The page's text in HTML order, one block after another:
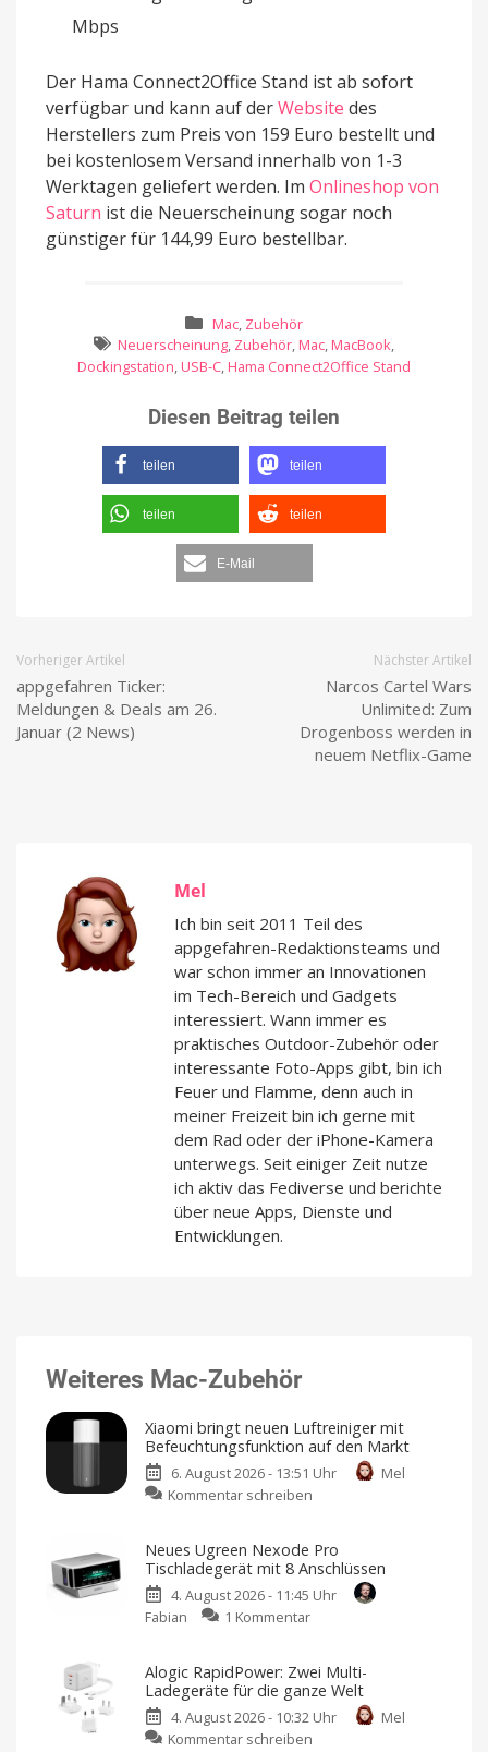
Mbps
Der Hama Connect2Office Stand ist ab sofort
verfügbar und kann auf derWebsite des
Herstellers zum Preis von 159 Euro bestellt und
bei kostenlosem Versand innerhalb von 1-3
Werktagen geliefert werden. Im Onlineshop von
Saturn ist die Neuerscheinung sogar noch
günstiger für 144,99 Euro bestellbar.
Mac, Zubehör
Neuerscheinung, Zubehör, Mac, MacBook,
Dockingstation, USB-C, Hama Connect2Office Stand
Diesen Beitrag teilen
teilen teilen
teilen teilen
E-Mail
Vorheriger Artikel
appgefahren Ticker:
Meldungen & Deals am 26.
Januar (2 News)
Nächster Artikel
Narcos Cartel Wars
Unlimited: Zum
Drogenboss werden in
neuem Netflix-Game
Mel
Ich bin seit 2011 Teil des
appgefahren-Redaktionsteams und
war schon immer an Innovationen
im Tech-Bereich und Gadgets
interessiert. Wann immer es
praktisches Outdoor-Zubehör oder
interessante Foto-Apps gibt, bin ich
Feuer und Flamme, denn auch in
meiner Freizeit bin ich gerne mit
dem Rad oder der iPhone-Kamera
unterwegs. Seit einiger Zeit nutze
ich aktiv das Fediverse und berichte
über neue Apps, Dienste und
Entwicklungen.
Weiteres Mac-Zubehör
Xiaomi bringt neuen Luftreiniger mit
Befeuchtungsfunktion auf den Markt
6. August 2026 - 13:51 Uhr
Mel
Kommentar schreiben
neuen
Luftreiniger
mit
Markt
Preis
Verfügbarkeit
Neues Ugreen Nexode Pro
Tischladegerät mit 8 Anschlüssen
4. August 2026 - 11:45 Uhr
Fabian
1 Kommentarzu
Nexode
Pro
Tischladegerät
mit
Alogic RapidPower: Zwei Multi-
Ladegeräte für die ganze Welt
4. August 2026 - 10:32 Uhr
Mel
Kommentar schreiben